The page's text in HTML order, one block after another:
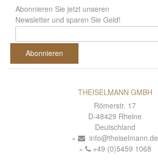
Abonnieren Sie jetzt unseren
Newsletter und sparen Sie Geld!
Abonnieren
THEISELMANN GMBH
Römerstr. 17
D-48429 Rheine
Deutschland
info@theiselmann.de
+49 (0)5459 1068